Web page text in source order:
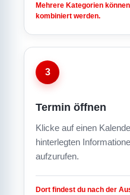
Mehrere Kategorien
kombiniert werden.
3
Termin öffnen
Klicke auf einen
hinterlegten
aufzurufen.
Dort findest du nach der